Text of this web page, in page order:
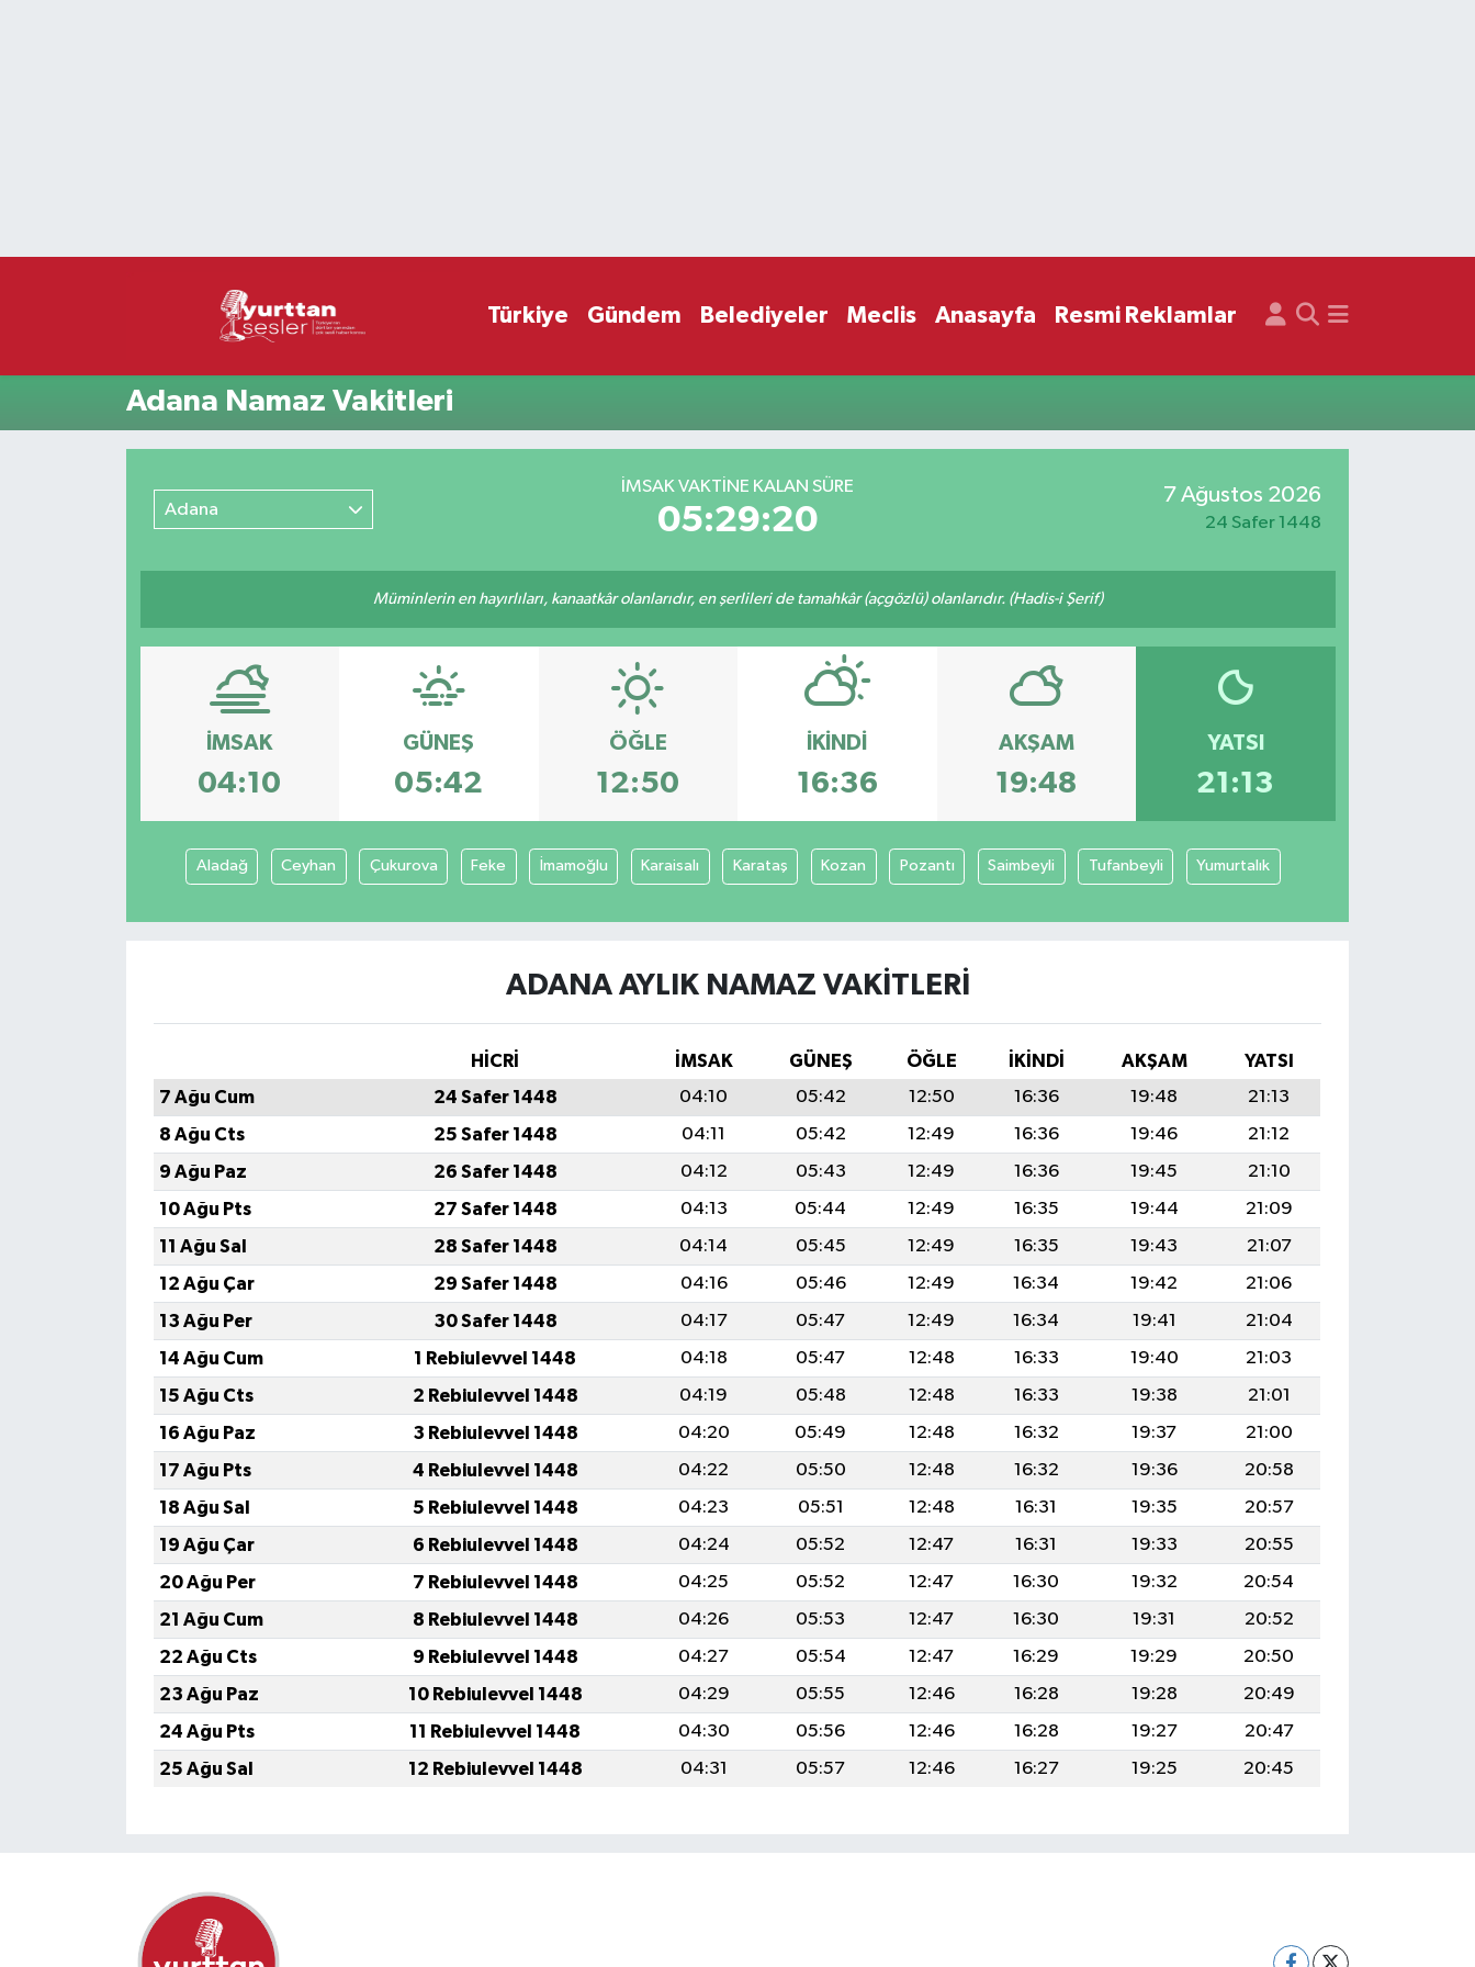
Türkiye Gündem Belediyeler Meclis Anasayfa Resmi Reklamlar
Adana Namaz Vakitleri
Adana
İMSAK VAKTİNE KALAN SÜRE
05:29:20
7 Ağustos 2026
24 Safer 1448
Müminlerin en hayırlıları, kanaatkâr olanlarıdır, en şerlileri de tamahkâr (açgözlü) olanlarıdır. (Hadis-i Şerif)
İMSAK
04:10
GÜNEŞ
05:42
ÖĞLE
12:50
İKINDI
16:36
AKŞAM
19:48
YATSI
21:13
Aladağ Ceyhan Çukurova Feke İmamoğlu Karaisalı Karataş Kozan Pozantı Saimbeyli Tufanbeyli Yumurtalık
ADANA AYLIK NAMAZ VAKITLERI
HİCRİ İMSAK GÜNEŞ ÖĞLE İKINDI AKŞAM
YATSI
7 Ağu Cum
24 Safer 1448 04:10 05:42 12:50 16:36 19:48
21:13
8 Ağu Cts
25 Safer 1448 04:11 05:42 12:49 16:36 19:46
21:12
9 Ağu Paz
26 Safer 1448 04:12 05:43 12:49 16:36 19:45
21:10
10 Ağu Pts
27 Safer 1448 04:13 05:44 12:49 16:35 19:44
21:09
11 Ağu Sal
28 Safer 1448 04:14 05:45 12:49 16:35 19:43
21:07
12 Ağu Çar
29 Safer 1448 04:16 05:46 12:49 16:34 19:42
21:06
13 Ağu Per
30 Safer 1448 04:17 05:47 12:49 16:34 19:41
21:04
14 Ağu Cum
1 Rebiulevvel 1448 04:18 05:47 12:48 16:33 19:40
21:03
15 Ağu Cts
2 Rebiulevvel 1448 04:19 05:48 12:48 16:33 19:38
21:01
16 Ağu Paz
3 Rebiulevvel 1448 04:20 05:49 12:48 16:32 19:37
21:00
17 Ağu Pts
4 Rebiulevvel 1448 04:22 05:50 12:48 16:32 19:36
20:58
18 Ağu Sal
5 Rebiulevvel 1448 04:23 05:51 12:48 16:31 19:35
20:57
19 Ağu Çar
6 Rebiulevvel 1448 04:24 05:52 12:47 16:31 19:33
20:55
20 Ağu Per
7 Rebiulevvel 1448 04:25 05:52 12:47 16:30 19:32
20:54
21 Ağu Cum
8 Rebiulevvel 1448 04:26 05:53 12:47 16:30 19:31
20:52
22 Ağu Cts
9 Rebiulevvel 1448 04:27 05:54 12:47 16:29 19:29
20:50
23 Ağu Paz
10 Rebiulevvel 1448 04:29 05:55 12:46 16:28 19:28
20:49
24 Ağu Pts
11 Rebiulevvel 1448 04:30 05:56 12:46 16:28 19:27
20:47
25 Ağu Sal
12 Rebiulevvel 1448 04:31 05:57 12:46 16:27 19:25 20:45
Süper Lig Puan Durumu ve Fikstür